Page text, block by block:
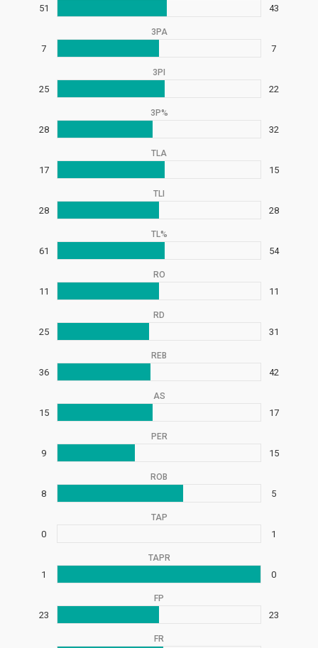
51 43
3PA
7 7
3PI
25 22
3P%
28 32
TLA
17 15
TLI
28 28
TL%
61 54
RO
11 11
RD
25 31
REB
36 42
AS
15 17
PER
9 15
ROB
8 5
TAP
0 1
TAPR
1 0
FP
23 23
FR